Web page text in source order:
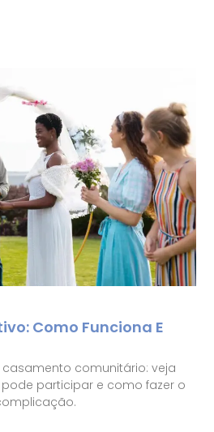
Como Funciona E
comunitário: veja
participar e como fazer o